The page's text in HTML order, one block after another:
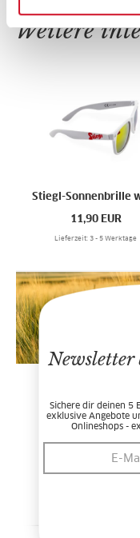
Weitere
Stiegl-Sonnenbrille
11,90 EUR
Lieferzeit: 3 - 5 Werktage
Newsletter
Sichere dir deinen 5
exklusive Angebote
Onlineshops -